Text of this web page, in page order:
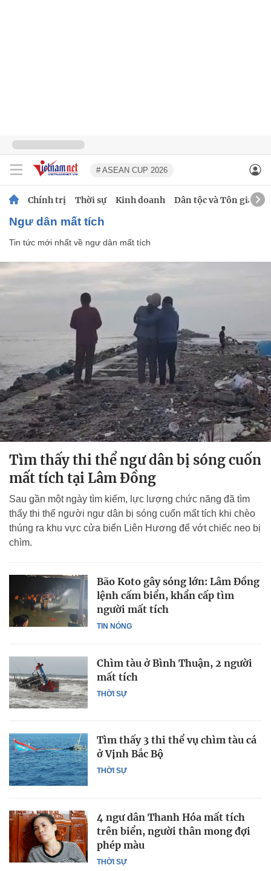
# ASEAN CUP 2026
Chính trị Thời sự Kinh doanh Dân tộc và Tôn giáo
ngư dân mất tích
Tin tức mới nhất về ngư dân mất tích
Tìm thấy thi thể ngư dân bị sóng cuốn
mất tích tại Lâm Đồng
Sau gần một ngày tìm kiếm, lực lượng chức năng đã tìm
thấy thi thể người ngư dân bị sóng cuốn mất tích khi chèo
thúng ra khu vực cửa biển Liên Hương để vớt chiếc neo bị
chìm.
TIN NÓNG
Bão Koto gây sóng lớn: Lâm Đồng
lệnh cấm biển, khẩn cấp tìm
người mất tích
THỜI SỰ
Chìm tàu ở Bình Thuận, 2 người
mất tích
THỜI SỰ
Tìm thấy 3 thi thể vụ chìm tàu cá
ở Vịnh Bắc Bộ
THỜI SỰ
4 ngư dân Thanh Hóa mất tích
trên biển, người thân mong đợi
phép màu